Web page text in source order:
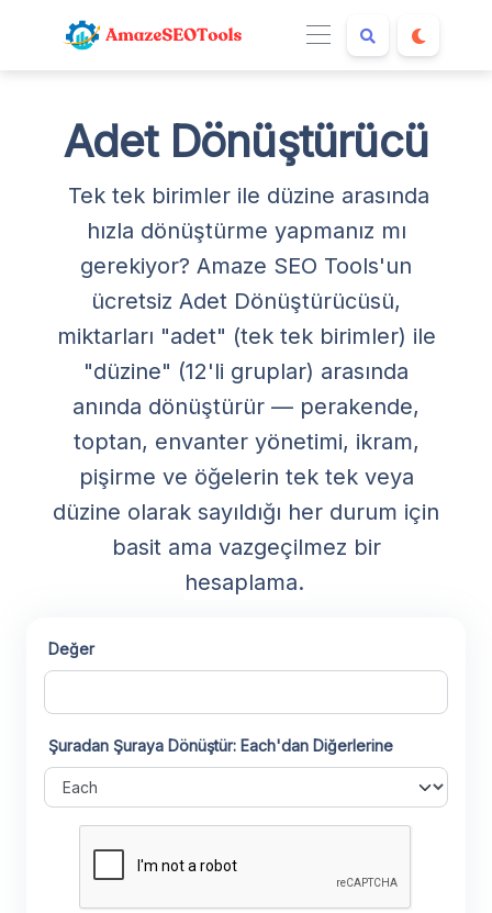
Adet Dönüştürücü
Tek tek birimler ile düzine arasında
hızla dönüştürme yapmanız mı
gerekiyor? Amaze SEO Tools'un
ücretsiz Adet Dönüştürücüsü,
miktarları "adet" (tek tek birimler) ile
"düzine" (12'li gruplar) arasında
anında dönüştürür — perakende,
toptan, envanter yönetimi, ikram,
pişirme ve öğelerin tek tek veya
düzine olarak sayıldığı her durum için
basit ama vazgeçilmez bir
hesaplama.
Değer
Şuradan Şuraya Dönüştür: Each'dan Diğerlerine